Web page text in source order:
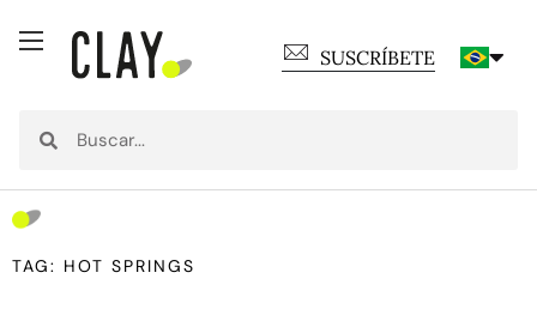
SUSCRÍBETE
TAG: HOT SPRINGS